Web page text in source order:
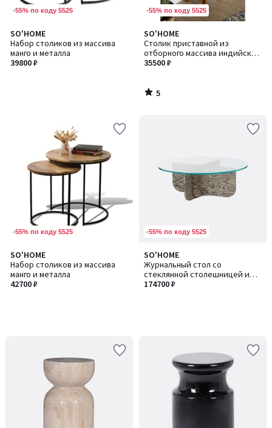
-55% по коду 5525
SO'HOME
Набор столиков из массива
манго и металла
39800 ₽
-55% по коду 5525
SO'HOME
Столик приставной из
отборного массива индийской
акации
35500 ₽
5
/
5
5
/
-55% по коду 5525
SO'HOME
Набор столиков из массива
манго и металла
42700 ₽
-55% по коду 5525
SO'HOME
Журнальный стол со
стеклянной столешницей и
основанием из шпона
174700 ₽